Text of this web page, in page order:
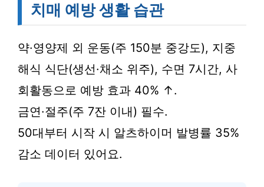
치매 예방 생활 습관
약·영양제 외 운동(주 150분 중강도), 지중
해식 식단(생선·채소 위주), 수면 7시간, 사
회활동으로 예방 효과 40% ↑.
금연·절주(주 7잔 이내) 필수.
50대부터 시작 시 알츠하이머 발병률 35%
감소 데이터 있어요.